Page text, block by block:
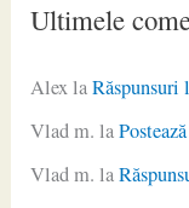
Ultimele
AlexlaRăspunsuri
Vlad m. la
Vlad m. la